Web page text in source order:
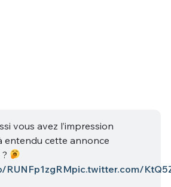
vous avez l’impression
entendu cette annonce
RUNFp1zgRMpic.twitter.com/